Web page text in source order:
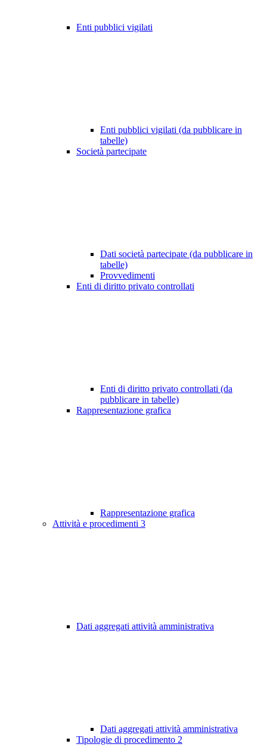
Enti pubblici vigilati
Enti pubblici vigilati (da pubblicare in
tabelle)
Società partecipate
Dati società partecipate (da pubblicare in
tabelle)
Provvedimenti
Enti di diritto privato controllati
Enti di diritto privato controllati (da
pubblicare in tabelle)
Rappresentazione grafica
Rappresentazione grafica
Attività e procedimenti 3
Dati aggregati attività amministrativa
Dati aggregati attività amministrativa
Tipologie di procedimento 2